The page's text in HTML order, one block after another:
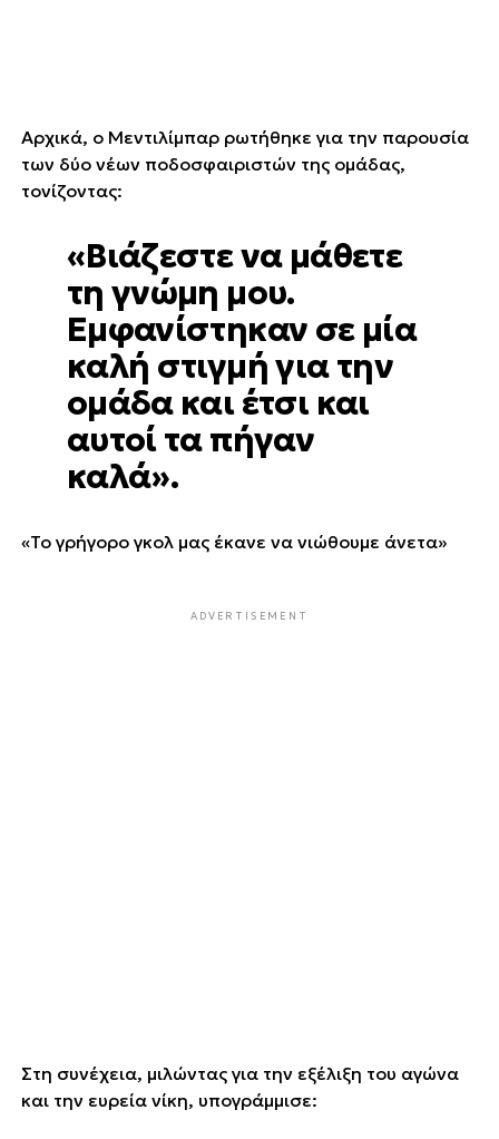
Αρχικά, ο Μεντιλίμπαρ ρωτήθηκε για την παρουσία
των δύο νέων ποδοσφαιριστών της ομάδας,
τονίζοντας:
«Βιάζεστε να μάθετε
τη γνώμη μου.
Εμφανίστηκαν σε μία
καλή στιγμή για την
ομάδα και έτσι και
αυτοί τα πήγαν
καλά».
«Το γρήγορο γκολ μας έκανε να νιώθουμε άνετα»
ADVERTISEMENT
Στη συνέχεια, μιλώντας για την εξέλιξη του αγώνα
και την ευρεία νίκη, υπογράμμισε: